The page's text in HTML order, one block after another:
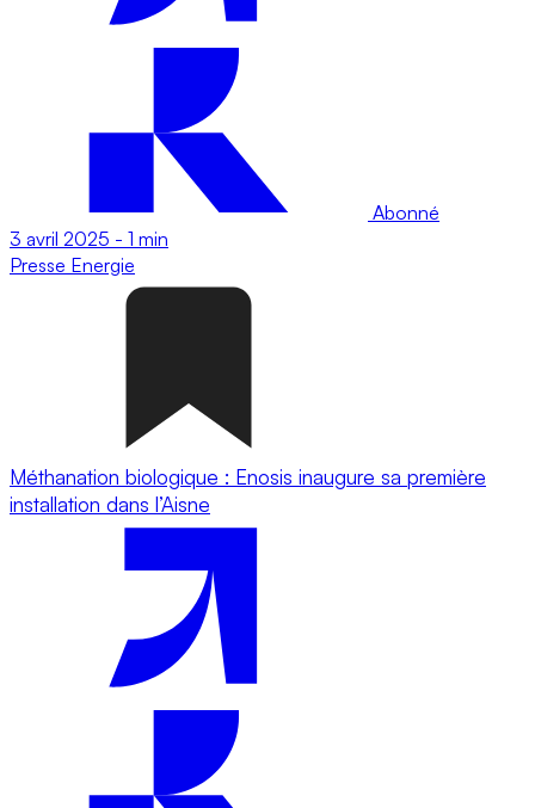
Abonné
3 avril 2025 - 1 min
Presse Energie
Méthanation biologique : Enosis inaugure sa première
installation dans l’Aisne